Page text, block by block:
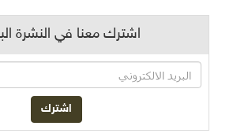
اشترك معنا في النشرة